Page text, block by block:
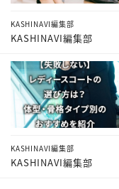
KASHINAVI編集部
KASHINAVI編集部
KASHINAVI編集部
KASHINAVI編集部